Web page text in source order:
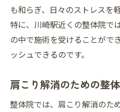
も和らぎ、日々のストレスを
特に、川崎駅近くの整体院で
の中で施術を受けることがで
ッシュできるのです。
肩こり解消のための整
整体院では、肩こり解消のた